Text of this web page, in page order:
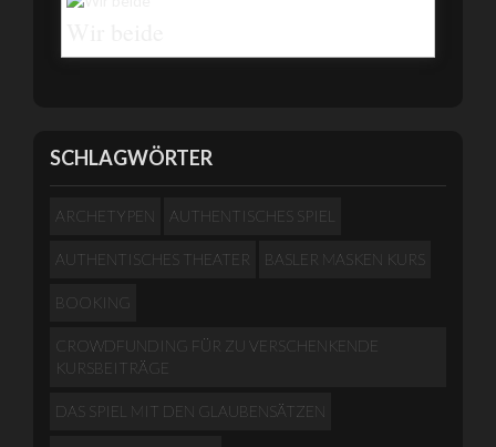
SCHLAGWÖRTER
ARCHETYPEN AUTHENTISCHES SPIEL
AUTHENTISCHES THEATER BASLER MASKEN KURS
BOOKING
CROWDFUNDING FÜR ZU VERSCHENKENDE
KURSBEITRÄGE
DAS SPIEL MIT DEN GLAUBENSÄTZEN